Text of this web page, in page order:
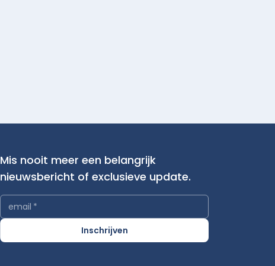
Mis nooit meer een belangrijk
nieuwsbericht of exclusieve update.
email *
Inschrijven